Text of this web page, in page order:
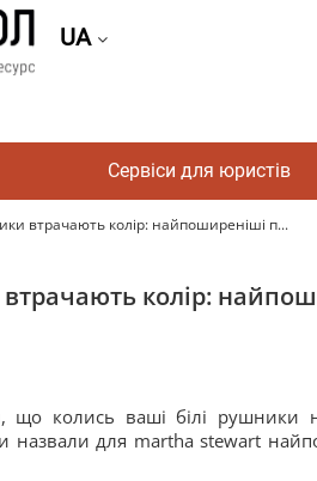
UA
Сервіси для юристів
втрачають колір: найпоширеніші п...
колір:
колись ваші білі рушники
назвали для martha stewart